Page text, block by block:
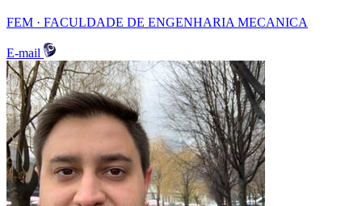
FEM · FACULDADE DE ENGENHARIA MECANICA
E-mail